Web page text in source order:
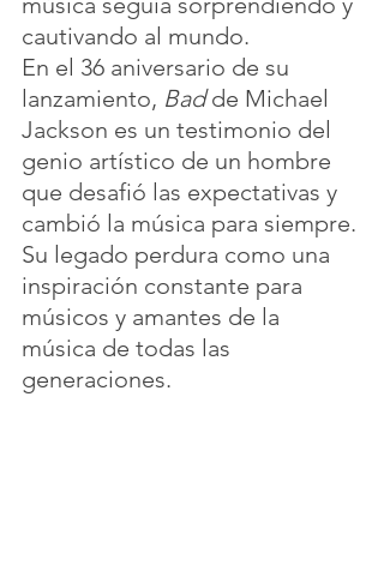
cautivando al mundo.
En el 36 aniversario de su
lanzamiento, Bad de Michael
Jackson es un testimonio del
genio artístico de un hombre
que desafió las expectativas y
cambió la música para siempre.
Su legado perdura como una
inspiración constante para
músicos y amantes de la
música de todas las
generaciones.